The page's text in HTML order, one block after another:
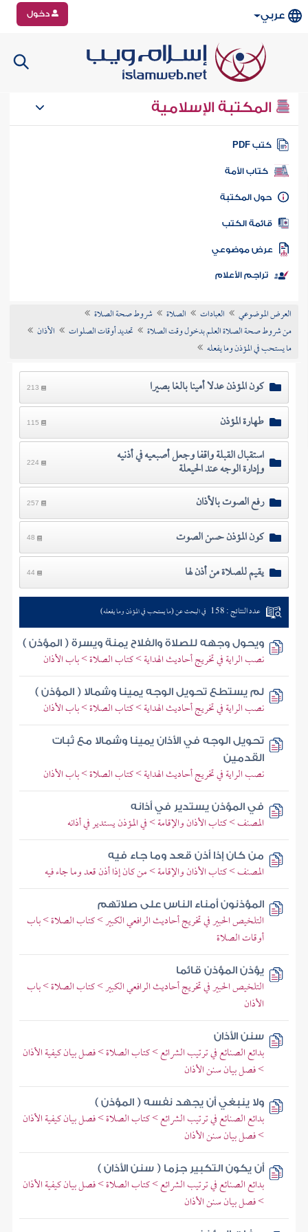
عربي دخول
المكتبة الإسلامية
كتب PDF
كتاب الأمة
المكتبة
الكتب
موضوعي
تراجم الأعلام
العرض الموضوعي العبادات الصلاة
شروط صحة الصلاة
من شروط صحة الصلاة العلم بدخول وقت الصلاة
تحديد أوقات الصلوات
الأذان
ما يستحب في المؤذن وما يفعله
كون المؤذن عدلا أمينا بالغا بصيرا 213
طهارة المؤذن 115
استقبال القبلة واقفا وجعل أصبعيه في أذنيه
وإدارة الوجه عند الحيعلة 224
رفع الصوت بالأذان 257
كون المؤذن حسن الصوت 48
يقيم للصلاة من أذن لها 44
عدد النتائج : 158 في البحث عن (ما يستحب في المؤذن وما يفعله)
ويحول وجهه للصلاة والفلاح يمنة ويسرة ( المؤذن )
نصب الراية في تخريج أحاديث الهداية > كتاب الصلاة > باب الأذان
لم يستطع تحويل الوجه يمينا وشمالا ( المؤذن )
نصب الراية في تخريج أحاديث الهداية > كتاب الصلاة > باب الأذان
تحويل الوجه في الأذان يمينا وشمالا مع ثبات
القدمين
نصب الراية في تخريج أحاديث الهداية > كتاب الصلاة > باب الأذان
في المؤذن يستدير في أذانه
المصنف > كتاب الأذان والإقامة > في المؤذن يستدير في أذانه
من كان إذا أذن قعد وما جاء فيه
المصنف > كتاب الأذان والإقامة > من كان إذا أذن قعد وما جاء فيه
المؤذنون أمناء الناس على صلاتهم
التلخيص الحبير في تخريج أحاديث الرافعي الكبير > كتاب الصلاة > باب
أوقات الصلاة
يؤذن المؤذن قائما
التلخيص الحبير في تخريج أحاديث الرافعي الكبير > كتاب الصلاة > باب
الأذان
سنن الأذان
بدائع الصنائع في ترتيب الشرائع > كتاب الصلاة > فصل بيان كيفية الأذان
> فصل بيان سنن الأذان
ولا ينبغي أن يجهد نفسه ( المؤذن )
بدائع الصنائع في ترتيب الشرائع > كتاب الصلاة > فصل بيان كيفية الأذان
> فصل بيان سنن الأذان
أن يكون التكبير جزما ( سنن الأذان )
بدائع الصنائع في ترتيب الشرائع > كتاب الصلاة > فصل بيان كيفية الأذان
> فصل بيان سنن الأذان